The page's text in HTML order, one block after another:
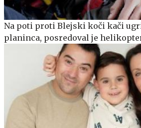
Na poti proti Blejski koči kači
planinca, posredoval je